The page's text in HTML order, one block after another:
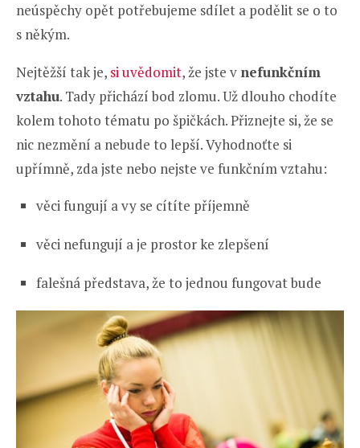
neúspěchy opět potřebujeme sdílet a podělit se o to
s někým.
Nejtěžší tak je, si uvědomit, že jste v nefunkčním
vztahu. Tady přichází bod zlomu. Už dlouho chodíte
kolem tohoto tématu po špičkách. Přiznejte si, že se
nic nezmění a nebude to lepší. Vyhodnoťte si
upřímně, zda jste nebo nejste ve funkčním vztahu:
věci fungují a vy se cítíte příjemně
věci nefungují a je prostor ke zlepšení
falešná představa, že to jednou fungovat bude